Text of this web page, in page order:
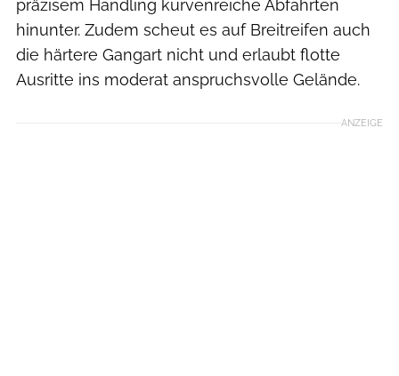
präzisem Handling kurvenreiche Abfahrten
hinunter. Zudem scheut es auf Breitreifen auch
die härtere Gangart nicht und erlaubt flotte
Ausritte ins moderat anspruchsvolle Gelände.
ANZEIGE